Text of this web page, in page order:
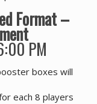
Format –
PM
boxes will
each 8 players